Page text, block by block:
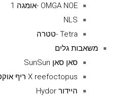
OMGA NOE -אומגה 1
NLS
Tetra -טטרה
משאבות גלים
סאן סאן SunSun
X reefoctopus ריף אוקטופוס
היידור Hydor